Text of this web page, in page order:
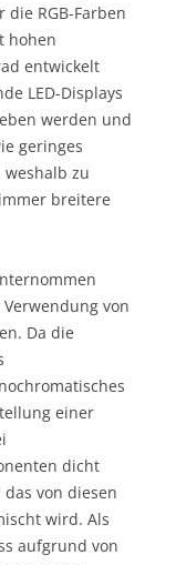
RGB-Farben
hohen
entwickelt
LED-Displays
werden und
geringes
weshalb zu
breitere
von
Da die
einer
dicht
von diesen
wird. Als
aufgrund von